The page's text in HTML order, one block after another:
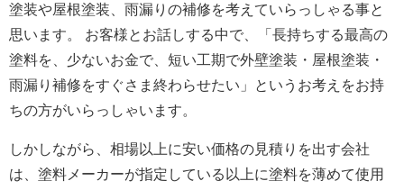
塗装や屋根塗装、雨漏りの補修を考えていらっしゃる事と
思います。 お客様とお話しする中で、「長持ちする最高の
塗料を、少ないお金で、短い工期で外壁塗装・屋根塗装・
雨漏り補修をすぐさま終わらせたい」というお考えをお持
ちの方がいらっしゃいます。
しかしながら、相場以上に安い価格の見積りを出す会社
は、塗料メーカーが指定している以上に塗料を薄めて使用